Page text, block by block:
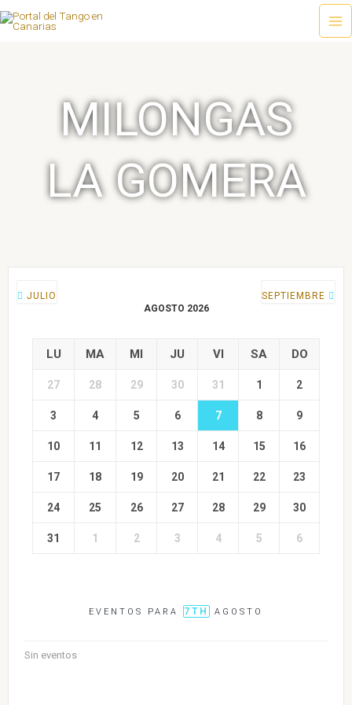
MILONGAS
LA GOMERA
JULIO
AGOSTO 2026
SEPTIEMBRE
LU MA MI JU VI SA DO
27 28 29 30 31 1 2
3 4 5 6 7 8 9
10 11 12 13 14 15 16
17 18 19 20 21 22 23
24 25 26 27 28 29 30
31 1 2 3 4 5 6
EVENTOS PARA 7TH AGOSTO
Sin eventos